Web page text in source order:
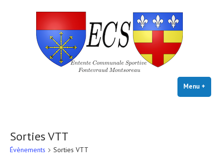
E.C.S. FONTEVRAUD-
MONTSOREAU
Menu +
Sorties VTT
Évènements Sorties VTT